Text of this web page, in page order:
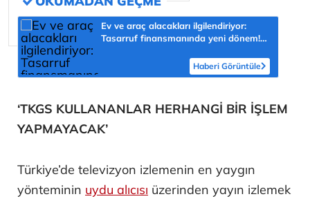
Ev ve araç alacakları ilgilendiriyor:
Tasarruf finansmanında yeni dönem!
Haberi Görüntüle
‘TKGS KULLANANLAR HERHANGİ BİR İŞLEM
YAPMAYACAK’
Türkiye’de televizyon izlemenin en yaygın
yönteminin uydu alıcısı üzerinden yayın izlemek